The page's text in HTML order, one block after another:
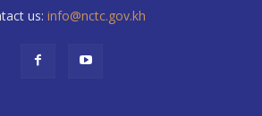
us: info@nctc.gov.kh